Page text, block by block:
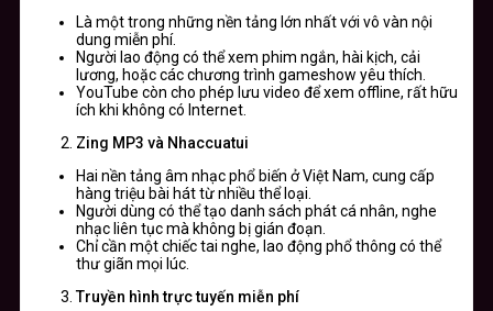
Là một trong những nền tảng lớn nhất với vô vàn nội
dung miễn phí.
Người lao động có thể xem phim ngắn, hài kịch, cải
lương, hoặc các chương trình gameshow yêu thích.
YouTube còn cho phép lưu video để xem offline, rất hữu
ích khi không có Internet.
Zing MP3 và Nhaccuatui
Hai nền tảng âm nhạc phổ biến ở Việt Nam, cung cấp
hàng triệu bài hát từ nhiều thể loại.
Người dùng có thể tạo danh sách phát cá nhân, nghe
nhạc liên tục mà không bị gián đoạn.
Chỉ cần một chiếc tai nghe, lao động phổ thông có thể
thư giãn mọi lúc.
Truyền hình trực tuyến miễn phí